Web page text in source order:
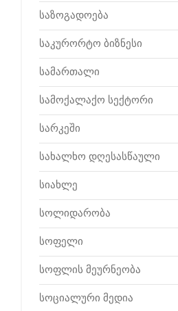
საზოგადოება
საკურორტო ბიზნესი
სამართალი
სამოქალაქო სექტორი
სარკეში
სახალხო დღესასწაული
სიახლე
სოლიდარობა
სოფელი
სოფლის მეურნეობა
სოციალური მედია